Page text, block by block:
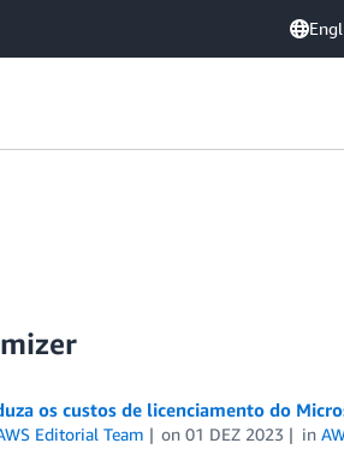
os custos de licenciamento do
Editorial Team on01 DEZ 2023 in